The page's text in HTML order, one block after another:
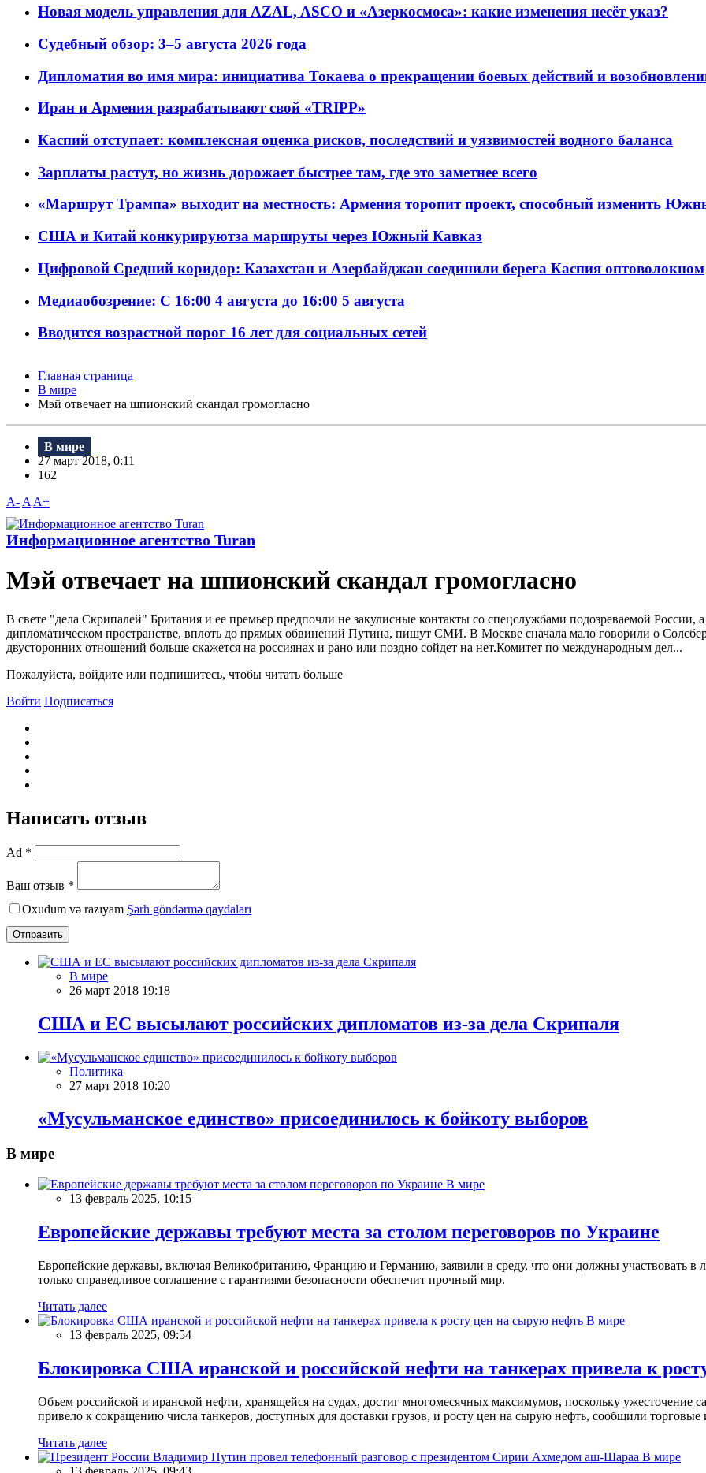
Новая модель управления для AZAL, ASCO и «Азеркосмоса»: какие изменения несёт указ?
Судебный обзор: 3–5 августа 2026 года
Дипломатия во имя мира: инициатива Токаева о прекращении боевых действий и
Иран и Армения разрабатывают свой «TRIPP»
Каспий отступает: комплексная оценка рисков, последствий и уязвимостей водного баланса
Зарплаты растут, но жизнь дорожает быстрее там, где это заметнее всего
«Маршрут Трампа» выходит на местность: Армения торопит проект, способный изменить
США и Китай конкурируютза маршруты через Южный Кавказ
Цифровой Средний коридор: Казахстан и Азербайджан соединили берега Каспия оптоволокном
Медиаобозрение: С 16:00 4 августа до 16:00 5 августа
Вводится возрастной порог 16 лет для социальных сетей
Главная страница
В мире
Мэй отвечает на шпионский скандал громогласно
В мире
27 март 2018, 0:11
162
A- A A+
Информационное агентство Turan
Мэй отвечает на шпионский скандал громогласно
B свете "дела Скрипалей" Британия и ее премьер предпочли не закулисные контакты со спецслужбами подозреваемой
дипломатическом пространстве, вплоть до прямых обвинений Путина, пишут СМИ. B Москве сначала мало говорили о
двусторонних отношений больше скажется на россиянах и рано или поздно сойдет на нет.Комитет по международным дел...
Пожалуйста, войдите или подпишитесь, чтобы читать больше
Войти Подписаться
Написать отзыв
Ad *
Ваш отзыв *
Oxudum və razıyam Şərh göndərmə qaydaları
Отправить
В мире
26 март 2018 19:18
США и ЕС высылают российских дипломатов из-за дела Скрипаля
Политика
27 март 2018 10:20
«Мусульманское единство» присоединилось к бойкоту выборов
В мире
В мире
13 февраль 2025, 10:15
Европейские державы требуют места за столом переговоров по Украине
Европейские державы, включая Великобританию, Францию и Германию, заявили в среду, что они должны участвовать в
только справедливое соглашение с гарантиями безопасности обеспечит прочный мир.
Читать далее
В мире
13 февраль 2025, 09:54
Блокировка США иранской и российской нефти на танкерах привела к
Объем российской и иранской нефти, хранящейся на судах, достиг многомесячных максимумов, поскольку
привело к сокращению числа танкеров, доступных для доставки грузов, и росту цен на сырую нефть, сообщили
Читать далее
В мире